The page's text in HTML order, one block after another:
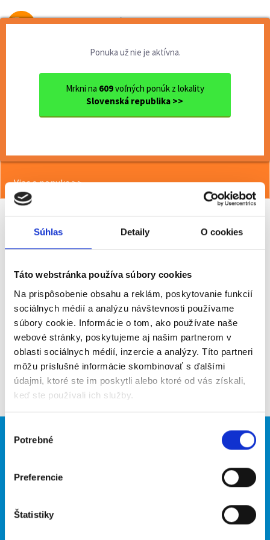
Súhlas Detaily O cookies
Táto webstránka používa súbory cookies
Na prispôsobenie obsahu a reklám, poskytovanie funkcií
sociálnych médií a analýzu návštevnosti používame
súbory cookie. Informácie o tom, ako používate naše
webové stránky, poskytujeme aj našim partnerom v
oblasti sociálnych médií, inzercie a analýzy. Títo partneri
môžu príslušné informácie skombinovať s ďalšími
údajmi, ktoré ste im poskytli alebo ktoré od vás získali,
keď ste používali ich služby.
súhlasu
Potrebné
Preferencie
Štatistiky
Od prvej brigády
Ponuka už nie je aktívna.
Mrkni na 609voľných ponúk z lokality
Slovenská republika >>
<< Späť
Viac o ponuke >>
Poslať na email
Upozorniť na inzerát
Pridať do obľúbených
Späť
Brigádnici
Hľadané brigády
O portáli Naše ďalšie projekty